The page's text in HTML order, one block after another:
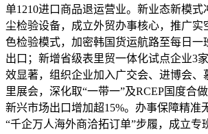
单1210进口商品退运营业。新业态新模
尘检验设备，成立外贸办事核心，推广实
色检验模式，加密韩国货运航路至每日一
出口；新增省级表里贸一体化试点企业3
效显著，组织企业加入广交会、进博会、
里展会，深化取“一带一”及RCEP国度合
新兴市场出口增加超15%。办事保障精准
“千企万人海外商洽拓订单”步履，成立专